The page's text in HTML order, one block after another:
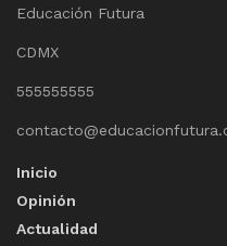
Educación Futura
CDMX
555555555
Inicio
Opinión
Actualidad